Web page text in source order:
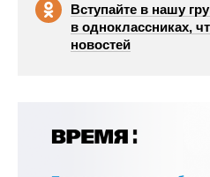
Вступайте в нашу
в одноклассниках,
новостей